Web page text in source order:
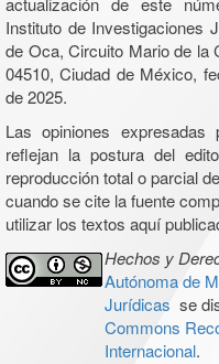
Instituto de Investigaciones
de Oca, Circuito Mario de la
04510, Ciudad de México,
de 2025.
Las opiniones
reflejan la postura del
reproducción total o parcial
cuando se cite la fuente
utilizar los textos aquí
Hechos y
Autónoma de
Jurídicas se
Commons
Internacional.